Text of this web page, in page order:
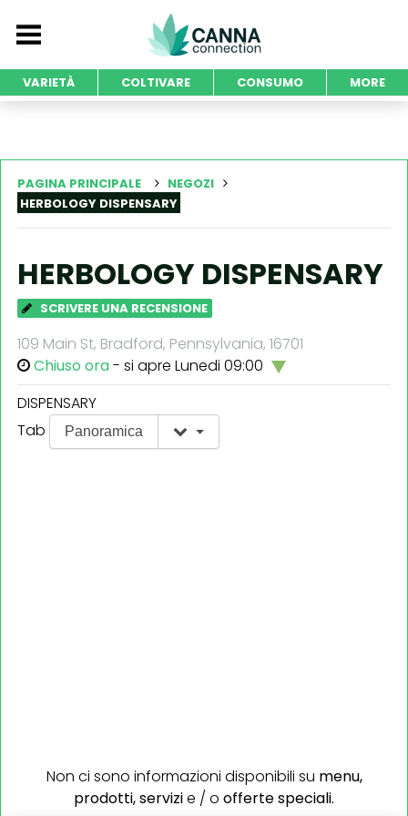
VARIETÀ COLTIVARE CONSUMO MORE
PAGINA PRINCIPALE
NEGOZI
HERBOLOGY DISPENSARY
HERBOLOGY DISPENSARY
SCRIVERE UNA RECENSIONE
109 Main St, Bradford, Pennsylvania, 16701
Chiuso ora- si apre Lunedi 09:00
DISPENSARY
Tab
Panoramica
Non ci sono informazioni disponibili su menu,
prodotti,servizie / o offerte speciali.